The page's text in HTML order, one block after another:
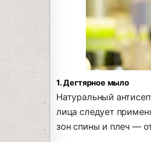
1. Дегтярное мыло
Натуральный
лица следует
зон спины и плеч —